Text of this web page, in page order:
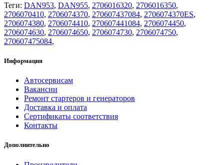
Теги: DAN953, DAN955, 2706016320, 2706016350,
2706070410, 2706074370, 270607437084, 2706074370ES,
2706074380, 2706074410, 270607441084, 2706074450,
2706074630, 2706074650, 2706074730, 2706074750,
270607475084,
Информация
Автосервисам
Вакансии
Ремонт стартеров и генераторов
Доставка и оплата
Сертификаты соответствия
Контакты
Дополнительно